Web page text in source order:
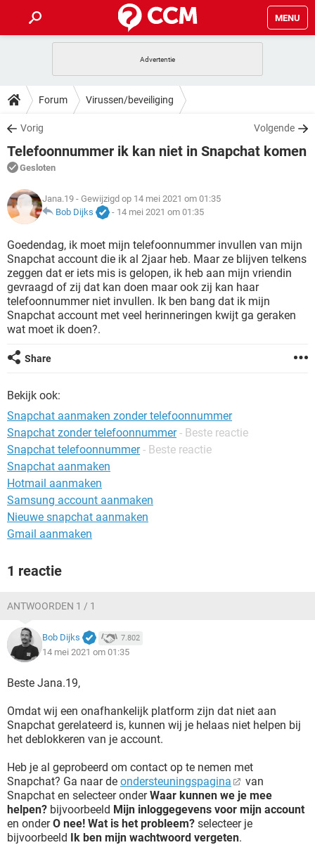
MENU
INSTAGRAM WINDOWS 10
NETFLIX
GRATIS SNAPCHAT
TIKTOK
HOW-TO
VIDEOBELLEN GAMES
NETFLIX
GRATIS
TIKTOK
DOWNLOADS
VIDEOBELLEN GAMES
INSTAGRAM
NETFLIX CORONAVIRUS
GRATIS
TIKTOK
FORUM
VIDEOBELLEN
INSTAGRAM WINDOWS 10
GRATIS SNAPCHAT
TIKTOK
ARTIKELEN
VIDEOBELLEN
INSTAGRAM WINDOWS 10
NETFLIX CORONAVIRUS
GRATIS SNAPCHAT
TIKTOK
Forum Virussen/beveiliging
Vorig Volgende
Telefoonnummer ik kan niet in Snapchat komen
Gesloten
Jana.19 - Gewijzigd op 14 mei 2021 om 01:35
Bob Dijks
- 14 mei 2021 om 01:35
Goedendag, ik moet mijn telefoonnummer invullen van mijn
Snapchat account die ik al 2jaar heb. Maar ze blijven telkens
zeggen dat er iets mis is gelopen, ik heb aan mijn vriendin
gevraagd of zij dat kan doen maar ook zij kan haar
telefoonnummer niet invullen. Ik ben bang dat ik mijn
Snapchat account met veel herinneringen kwijt ga geraken
wat moet ik doen?.
Share
Bekijk ook:
Snapchat aanmaken zonder telefoonnummer
Snapchat zonder telefoonnummer - Beste reactie
Snapchat telefoonnummer - Beste reactie
Snapchat aanmaken
Hotmail aanmaken
Samsung account aanmaken
Nieuwe snapchat aanmaken
Gmail aanmaken
1 reactie
ANTWOORDEN 1 / 1
Bob Dijks 7.802
14 mei 2021 om 01:35
Beste Jana.19,
Omdat wij een onafhankelijk platform zijn dat niet aan
Snapchat gerelateerd is, kunnen wij je helaas niet helpen bij
het deblokkeren van je account.
Heb je al geprobeerd om contact op te nemen met
Snapchat? Ga naar de ondersteuningspagina
van
Snapchat en selecteer onderWaar kunnen we je mee
helpen? bijvoorbeeld Mijn inloggegevens voor mijn account
en onderO nee! Wat is het probleem? selecteer je
bijvoorbeeld Ik ben mijn wachtwoord vergeten.